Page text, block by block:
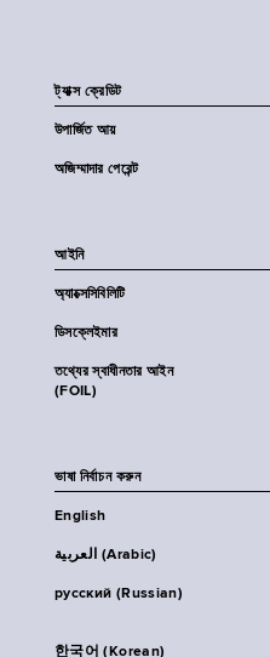
ট্যাক্স ক্রেডিট
উপার্জিত আয়
অজিম্মাদার পেরেন্ট
আইনি
অ্যাক্সেসিবিলিটি
ডিসক্লেইমার
তথ্যের স্বাধীনতার আইন
(FOIL)
ভাষা নির্বাচন করুন
English
العربية (Arabic)
русский (Russian)
한국어 (Korean)